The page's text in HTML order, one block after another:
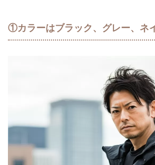
①カラーはブラック、グレー、ネ